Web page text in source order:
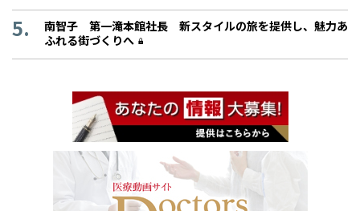
南智子 第一滝本館社長 新スタイルの旅を提供し、魅力あ
ふれる街づくりへ